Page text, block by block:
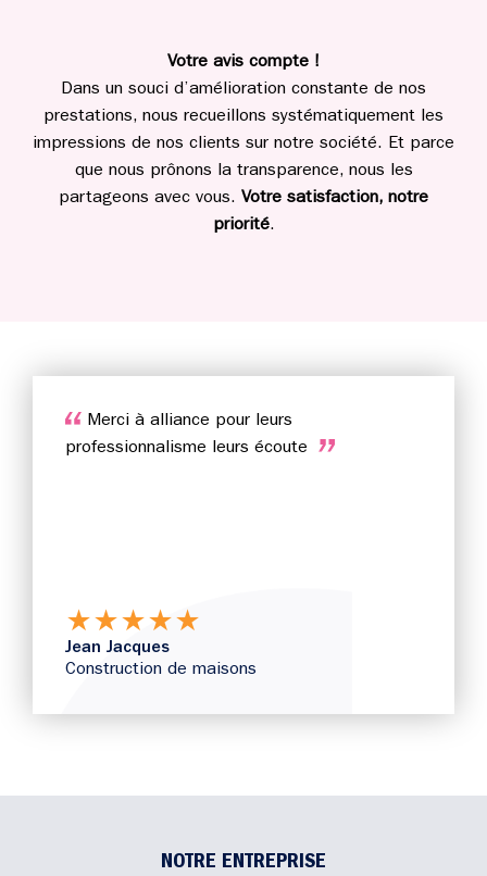
Votre avis compte !
Dans un souci d’amélioration constante de nos
prestations, nous recueillons systématiquement les
impressions de nos clients sur notre société. Et parce
que nous prônons la transparence, nous les
partageons avec vous. Votre satisfaction, notre
priorité.
Merci à alliance pour leurs
professionnalisme leurs écoute
★★★★★
Jean Jacques
Construction de maisons
NOTRE ENTREPRISE